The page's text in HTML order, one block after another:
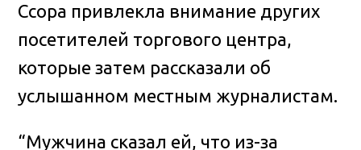
Ссора привлекла внимание других
посетителей торгового центра,
которые затем рассказали об
услышанном местным журналистам.
“Мужчина сказал ей, что из-за